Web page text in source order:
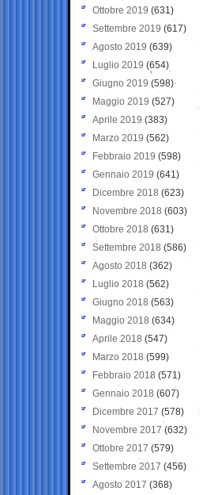
Ottobre 2019 (631)
Settembre 2019 (617)
Agosto 2019 (639)
Luglio 2019 (654)
Giugno 2019 (598)
Maggio 2019 (527)
Aprile 2019 (383)
Marzo 2019 (562)
Febbraio 2019 (598)
Gennaio 2019 (641)
Dicembre 2018 (623)
Novembre 2018 (603)
Ottobre 2018 (631)
Settembre 2018 (586)
Agosto 2018 (362)
Luglio 2018 (562)
Giugno 2018 (563)
Maggio 2018 (634)
Aprile 2018 (547)
Marzo 2018 (599)
Febbraio 2018 (571)
Gennaio 2018 (607)
Dicembre 2017 (578)
Novembre 2017 (632)
Ottobre 2017 (579)
Settembre 2017 (456)
Agosto 2017 (368)